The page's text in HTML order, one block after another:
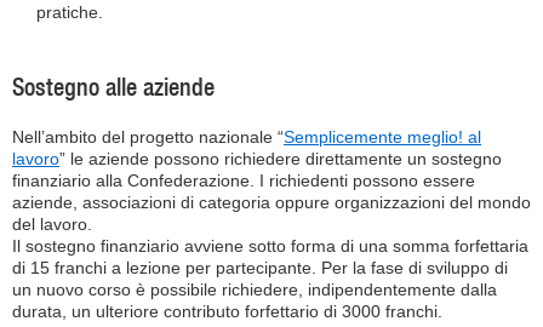
pratiche.
Sostegno alle aziende
Nell’ambito del progetto nazionale “Semplicemente meglio! al
lavoro” le aziende possono richiedere direttamente un sostegno
finanziario alla Confederazione. I richiedenti possono essere
aziende, associazioni di categoria oppure organizzazioni del mondo
del lavoro.
Il sostegno finanziario avviene sotto forma di una somma forfettaria
di 15 franchi a lezione per partecipante. Per la fase di sviluppo di
un nuovo corso è possibile richiedere, indipendentemente dalla
durata, un ulteriore contributo forfettario di 3000 franchi.